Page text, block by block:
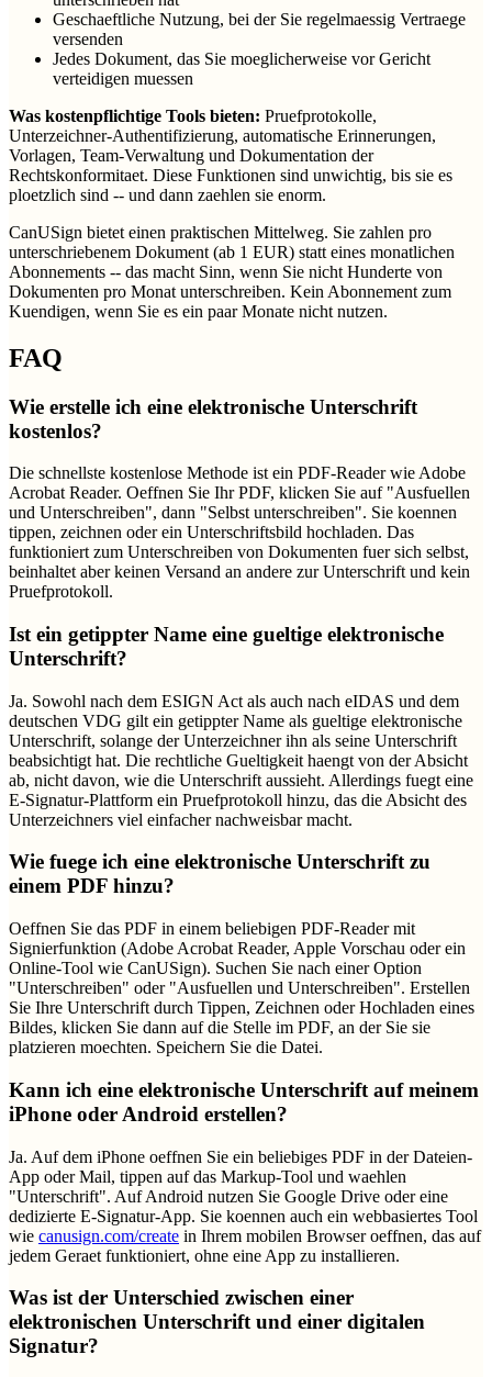
Geschaeftliche Nutzung, bei der Sie regelmaessig Vertraege
versenden
Jedes Dokument, das Sie moeglicherweise vor Gericht
verteidigen muessen
Was kostenpflichtige Tools bieten: Pruefprotokolle,
Unterzeichner-Authentifizierung, automatische Erinnerungen,
Vorlagen, Team-Verwaltung und Dokumentation der
Rechtskonformitaet. Diese Funktionen sind unwichtig, bis sie es
ploetzlich sind -- und dann zaehlen sie enorm.
CanUSign bietet einen praktischen Mittelweg. Sie zahlen pro
unterschriebenem Dokument (ab 1 EUR) statt eines monatlichen
Abonnements -- das macht Sinn, wenn Sie nicht Hunderte von
Dokumenten pro Monat unterschreiben. Kein Abonnement zum
Kuendigen, wenn Sie es ein paar Monate nicht nutzen.
FAQ
Wie erstelle ich eine elektronische Unterschrift
kostenlos?
Die schnellste kostenlose Methode ist ein PDF-Reader wie Adobe
Acrobat Reader. Oeffnen Sie Ihr PDF, klicken Sie auf "Ausfuellen
und Unterschreiben", dann "Selbst unterschreiben". Sie koennen
tippen, zeichnen oder ein Unterschriftsbild hochladen. Das
funktioniert zum Unterschreiben von Dokumenten fuer sich selbst,
beinhaltet aber keinen Versand an andere zur Unterschrift und kein
Pruefprotokoll.
Ist ein getippter Name eine gueltige elektronische
Unterschrift?
Ja. Sowohl nach dem ESIGN Act als auch nach eIDAS und dem
deutschen VDG gilt ein getippter Name als gueltige elektronische
Unterschrift, solange der Unterzeichner ihn als seine Unterschrift
beabsichtigt hat. Die rechtliche Gueltigkeit haengt von der Absicht
ab, nicht davon, wie die Unterschrift aussieht. Allerdings fuegt eine
E-Signatur-Plattform ein Pruefprotokoll hinzu, das die Absicht des
Unterzeichners viel einfacher nachweisbar macht.
Wie fuege ich eine elektronische Unterschrift zu
einem PDF hinzu?
Oeffnen Sie das PDF in einem beliebigen PDF-Reader mit
Signierfunktion (Adobe Acrobat Reader, Apple Vorschau oder ein
Online-Tool wie CanUSign). Suchen Sie nach einer Option
"Unterschreiben" oder "Ausfuellen und Unterschreiben". Erstellen
Sie Ihre Unterschrift durch Tippen, Zeichnen oder Hochladen eines
Bildes, klicken Sie dann auf die Stelle im PDF, an der Sie sie
platzieren moechten. Speichern Sie die Datei.
Kann ich eine elektronische Unterschrift auf meinem
iPhone oder Android erstellen?
Ja. Auf dem iPhone oeffnen Sie ein beliebiges PDF in der Dateien-
App oder Mail, tippen auf das Markup-Tool und waehlen
"Unterschrift". Auf Android nutzen Sie Google Drive oder eine
dedizierte E-Signatur-App. Sie koennen auch ein webbasiertes Tool
wie canusign.com/create in Ihrem mobilen Browser oeffnen, das auf
jedem Geraet funktioniert, ohne eine App zu installieren.
Was ist der Unterschied zwischen einer
elektronischen Unterschrift und einer digitalen
Signatur?